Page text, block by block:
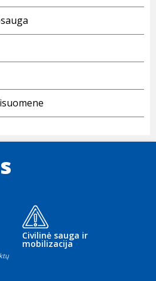
Civilinė sauga ir
mobilizacija